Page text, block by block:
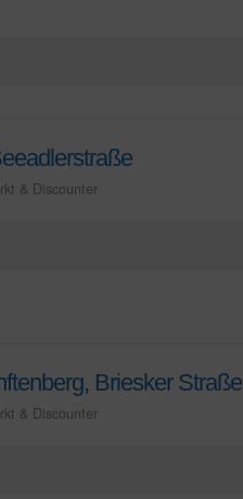
& Discounter
Briesker Straße
& Discounter